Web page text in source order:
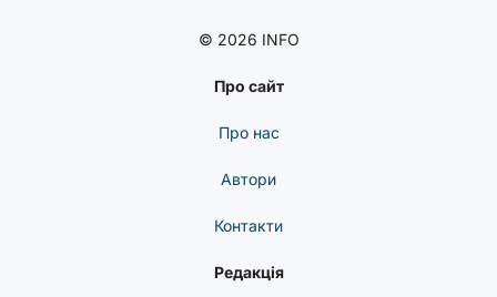
© 2026 INFO
Про сайт
Про нас
Автори
Контакти
Редакція